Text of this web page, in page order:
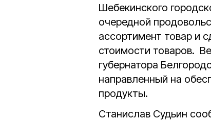
Шебекинского
очередной
ассортимент товар и
стоимости товаров.
губернатора
направленный на
продукты.
Станислав Судьин